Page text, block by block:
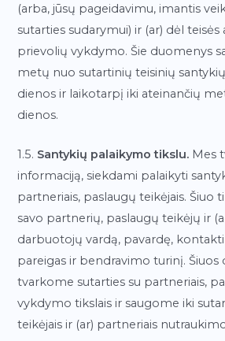
(arba, jūsų pageidavimu, imantis
sutarties sudarymui) ir (ar) dėl
prievolių vykdymo. Šie duomenys
metų nuo sutartinių teisinių
dienos ir laikotarpį iki ateinančių
dienos.
1.5. Santykių palaikymo tikslu. Mes
informaciją, siekdami palaikyti
partneriais, paslaugų teikėjais. Šiuo
savo partnerių, paslaugų teikėjų ir
darbuotojų vardą, pavardę,
pareigas ir bendravimo turinį. Šiuos
tvarkome sutarties su partneriais,
vykdymo tikslais ir saugome iki
teikėjais ir (ar) partneriais